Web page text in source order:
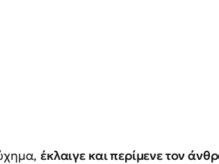
έκλαιγε και περίμενε τον